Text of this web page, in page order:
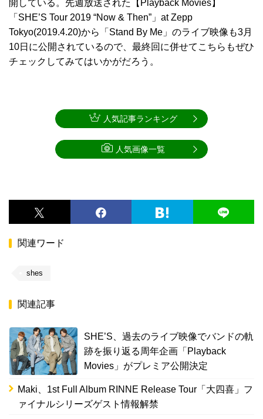
開している。先週放送された【Playback Movies】
「SHE’S Tour 2019 “Now & Then”」at Zepp
Tokyo(2019.4.20)から「Stand By Me」のライブ映像も3月
10日に公開されているので、最終回に併せてこちらもぜひ
チェックしてみてはいかがだろう。
関連ワード
shes
関連記事
SHE’S、過去のライブ映像でバンドの軌
跡を振り返る周年企画「Playback
Movies」がプレミア公開決定
Maki、1st Full Album RINNE Release Tour「大四喜」フ
ァイナルシリーズゲスト情報解禁
人気記事ランキング
人気画像一覧